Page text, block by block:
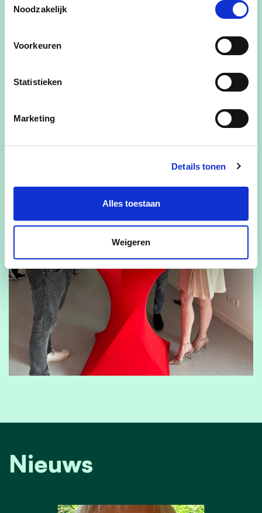
Noodzakelijk
Voorkeuren
Statistieken
Marketing
Details tonen
Alles toestaan
Weigeren
Nieuws